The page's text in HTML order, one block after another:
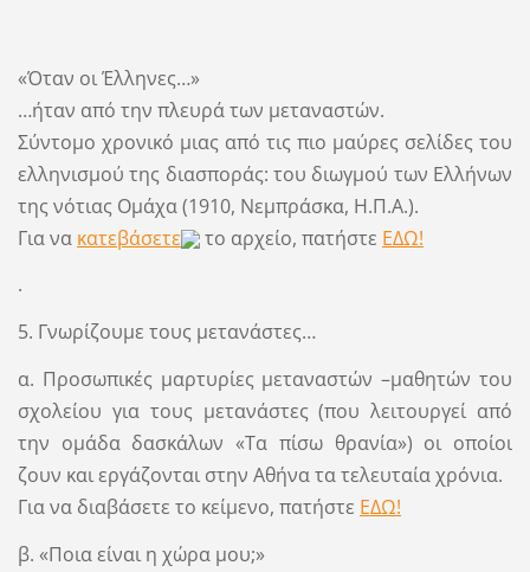
«Όταν οι Έλληνες…»
…ήταν από την πλευρά των μεταναστών.
Σύντομο χρονικό μιας από τις πιο μαύρες σελίδες του
ελληνισμού της διασποράς: του διωγμού των Ελλήνων
της νότιας Ομάχα (1910, Νεμπράσκα, Η.Π.Α.).
Για να κατεβάσετε το αρχείο, πατήστε ΕΔΩ!
.
5. Γνωρίζουμε τους μετανάστες…
α. Προσωπικές μαρτυρίες μεταναστών –μαθητών του
σχολείου για τους μετανάστες (που λειτουργεί από
την ομάδα δασκάλων «Τα πίσω θρανία») οι οποίοι
ζουν και εργάζονται στην Αθήνα τα τελευταία χρόνια.
Για να διαβάσετε το κείμενο, πατήστε ΕΔΩ!
β. «Ποια είναι η χώρα μου;»